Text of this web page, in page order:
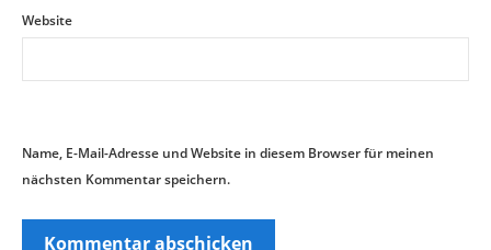
Website
Name, E-Mail-Adresse und Website in diesem Browser für meinen
nächsten Kommentar speichern.